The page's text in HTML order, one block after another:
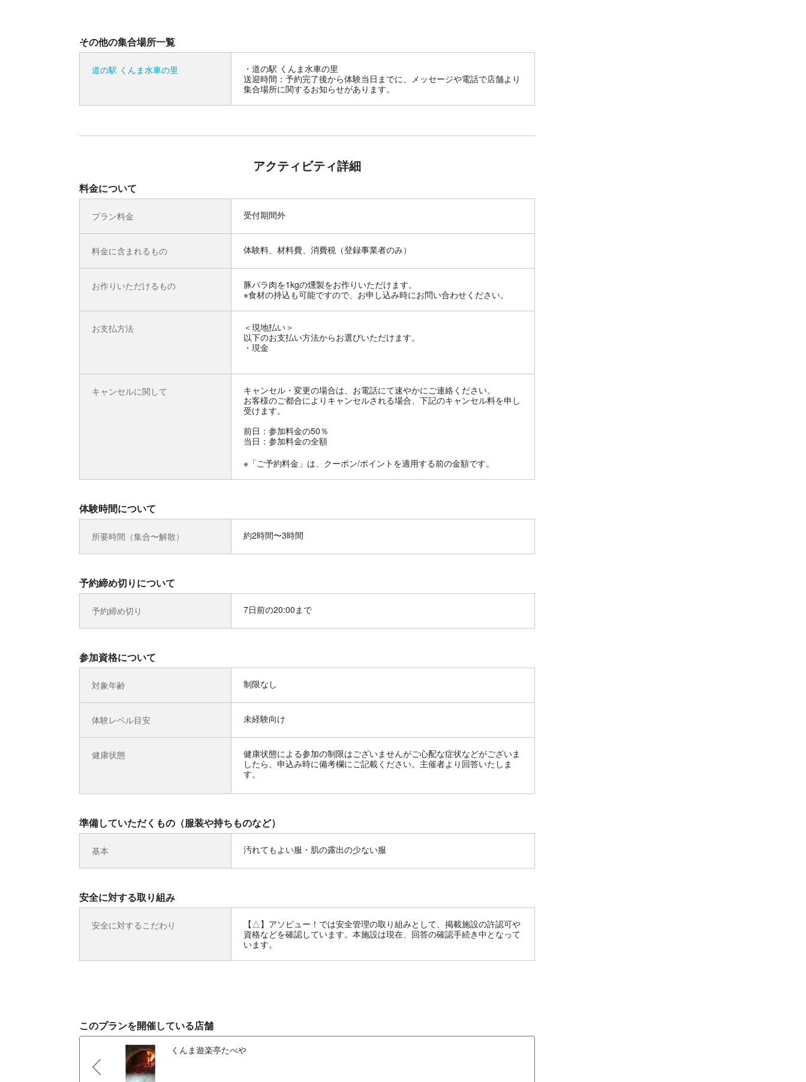
その他の集合場所一覧
道の駅 くんま水車の里
道の駅 くんま水車の里
送迎時間：予約完了後から体験当日までに、メッセージや電話で店舗より
集合場所に関するお知らせがあります。
アクティビティ詳細
料金について
プラン料金 受付期間外
料金に含まれるもの 体験料、材料費、消費税（登録事業者のみ）
お作りいただけるもの
豚バラ肉を1kgの燻製をお作りいただけます。
※食材の持込も可能ですので、お申し込み時にお問い合わせください。
お支払方法
＜現地払い＞
以下のお支払い方法からお選びいただけます。
・現金
キャンセルに関して
キャンセル・変更の場合は、お電話にて速やかにご連絡ください。
お客様のご都合によりキャンセルされる場合、下記のキャンセル料を申し
受けます。
前日：参加料金の50％
当日：参加料金の全額
※「ご予約料金」は、クーポン/ポイントを適用する前の金額です。
体験時間について
所要時間（集合〜解散） 約2時間〜3時間
予約締め切りについて
予約締め切り 7日前の20:00まで
参加資格について
対象年齢 制限なし
体験レベル目安 未経験向け
健康状態
健康状態による参加の制限はございませんがご心配な症状などがございま
したら、申込み時に備考欄にご記載ください。主催者より回答いたしま
す。
準備していただくもの（服装や持ちものなど）
基本 汚れてもよい服・肌の露出の少ない服
安全に対する取り組み
安全に対するこだわり
【△】アソビュー！では安全管理の取り組みとして、掲載施設の許認可や
資格などを確認しています。本施設は現在、回答の確認手続き中となって
います。
このプランを開催している店舗
くんま遊楽亭たべや